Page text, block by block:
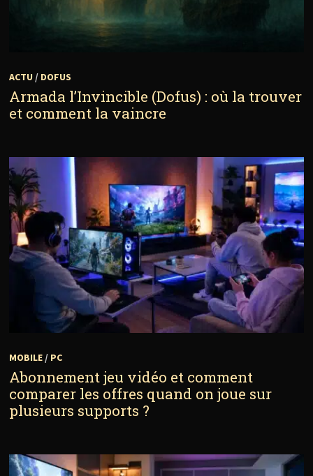
ACTU / DOFUS
Armada l’Invincible (Dofus) : où la trouver
et comment la vaincre
MOBILE/ PC
Abonnement jeu vidéo et comment
comparer les offres quand on joue sur
plusieurs supports ?